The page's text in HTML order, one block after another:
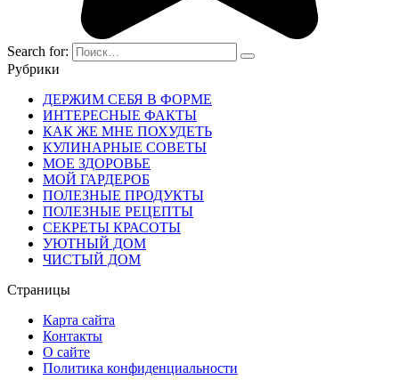
Search for:
Рубрики
ДЕРЖИМ СЕБЯ В ФОРМЕ
ИНТЕРЕСНЫЕ ФАКТЫ
КАК ЖЕ МНЕ ПОХУДЕТЬ
КУЛИНАРНЫЕ СОВЕТЫ
МОЕ ЗДОРОВЬЕ
МОЙ ГАРДЕРОБ
ПОЛЕЗНЫЕ ПРОДУКТЫ
ПОЛЕЗНЫЕ РЕЦЕПТЫ
СЕКРЕТЫ КРАСОТЫ
УЮТНЫЙ ДОМ
ЧИСТЫЙ ДОМ
Страницы
Карта сайта
Контакты
О сайте
Политика конфиденциальности